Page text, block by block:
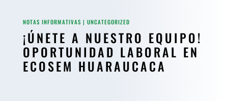
NOTAS INFORMATIVAS | UNCATEGORIZED
¡ÚNETE A NUESTRO EQUIPO!
OPORTUNIDAD LABORAL EN
ECOSEM HUARAUCACA